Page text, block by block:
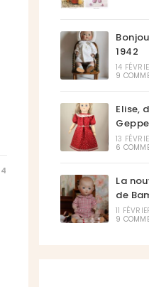
1942
14
9
Elise,
13
6
La
de
11
9